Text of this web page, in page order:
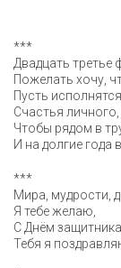
***
Двадцать третье
Пожелать хочу,
Пусть
Счастья
Чтобы рядом в
И на долгие года
***
Мира, мудрости,
Я тебе желаю,
С Днём
Тебя я